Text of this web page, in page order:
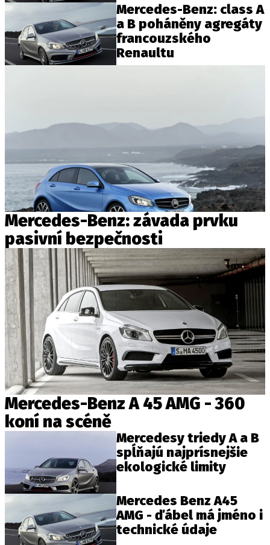
Mercedes-Benz: class A
a B poháněny agregáty
francouzského
Renaultu
Mercedes-Benz: závada prvku
pasivní bezpečnosti
Mercedes-Benz A 45 AMG - 360
koní na scéně
Mercedesy triedy A a B
spĺňajú najprísnejšie
ekologické limity
Mercedes Benz A45
AMG - ďábel má jméno i
technické údaje